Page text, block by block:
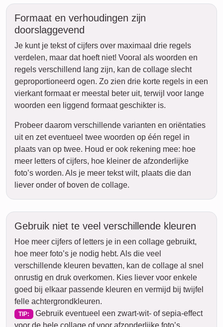
Formaat en verhoudingen zijn
doorslaggevend
Je kunt je tekst of cijfers over maximaal drie regels
verdelen, maar dat hoeft niet! Vooral als woorden en
regels verschillend lang zijn, kan de collage slecht
geproportioneerd ogen. Zo zien drie korte regels in een
vierkant formaat er meestal beter uit, terwijl voor lange
woorden een liggend formaat geschikter is.
Probeer daarom verschillende varianten en oriëntaties
uit en zet eventueel twee woorden op één regel in
plaats van op twee. Houd er ook rekening mee: hoe
meer letters of cijfers, hoe kleiner de afzonderlijke
foto’s worden. Als je meer tekst wilt, plaats die dan
liever onder of boven de collage.
Gebruik niet te veel verschillende kleuren
Hoe meer cijfers of letters je in een collage gebruikt,
hoe meer foto’s je nodig hebt. Als die veel
verschillende kleuren bevatten, kan de collage al snel
onrustig en druk overkomen. Kies liever voor enkele
goed bij elkaar passende kleuren en vermijd bij twijfel
felle achtergrondkleuren.
TIP:
Gebruik eventueel een zwart-wit- of sepia-effect
voor de hele collage of voor afzonderlijke foto’s.